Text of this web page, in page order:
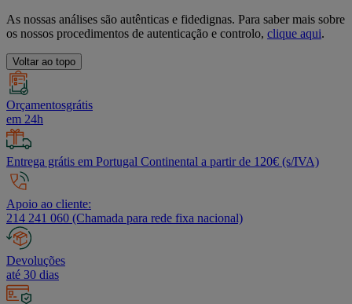
As nossas análises são autênticas e fidedignas. Para saber mais sobre
os nossos procedimentos de autenticação e controlo, clique aqui.
Voltar ao topo
Orçamentosgrátis
em 24h
Entrega grátis em Portugal Continental a partir de 120€ (s/IVA)
Apoio ao cliente:
214 241 060 (Chamada para rede fixa nacional)
Devoluções
até 30 dias